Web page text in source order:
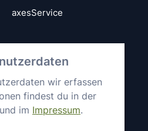
wir erfassen
findest du in der
und im Impressum.
axesService
Mitgliedschaften &
Engagement